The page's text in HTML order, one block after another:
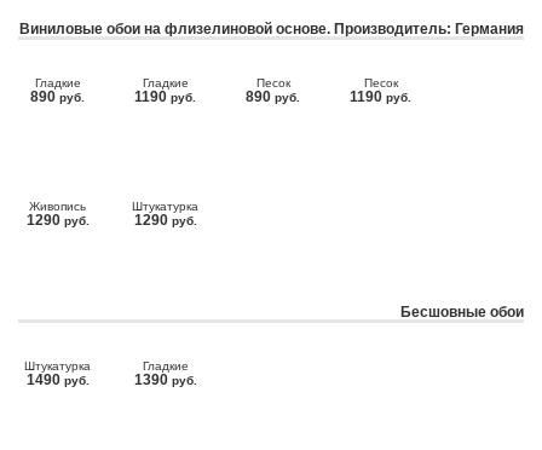
Виниловые обои на флизелиновой основе. Производитель: Германия
Гладкие
890 руб.
Гладкие
1190 руб.
Песок
890 руб.
Песок
1190 руб.
Живопись
1290 руб.
Штукатурка
1290 руб.
Бесшовные обои
Штукатурка
1490 руб.
Гладкие
1390 руб.